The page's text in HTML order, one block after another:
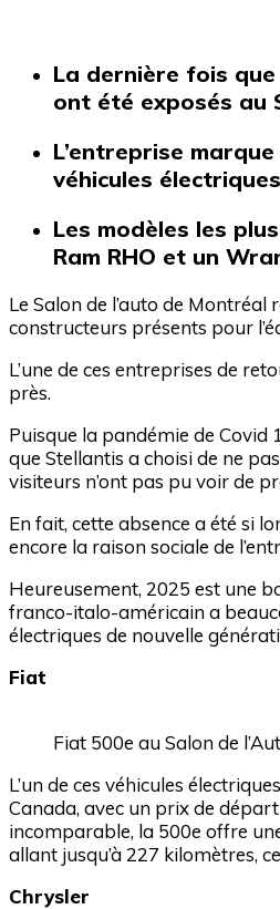
La dernière fois que
ont été exposés au
L’entreprise
véhicules
Les modèles les
Ram RHO et un
Le Salon de l’auto de
constructeurs présents pour
L’une de ces entreprises de
près.
Puisque la pandémie de Covid
que Stellantis a choisi de ne
visiteurs n’ont pas pu voir de
En fait, cette absence a été si
encore la raison sociale de
Heureusement, 2025 est une
franco-italo-américain a
électriques de nouvelle
Fiat
Fiat 500e au Salon de
L’un de ces véhicules
Canada, avec un prix de
incomparable, la 500e offre
allant jusqu’à 227 kilomètres,
Chrysler